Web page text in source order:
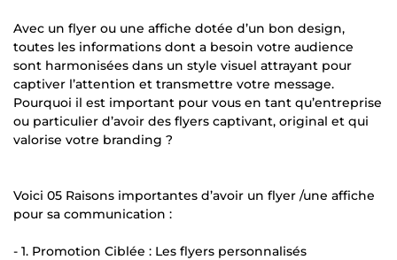
Avec un flyer ou une affiche dotée d’un bon design,
toutes les informations dont a besoin votre audience
sont harmonisées dans un style visuel attrayant pour
captiver l’attention et transmettre votre message.
Pourquoi il est important pour vous en tant qu’entreprise
ou particulier d’avoir des flyers captivant, original et qui
valorise votre branding ?
Voici 05 Raisons importantes d’avoir un flyer /une affiche
pour sa communication :
- 1. Promotion Ciblée : Les flyers personnalisés